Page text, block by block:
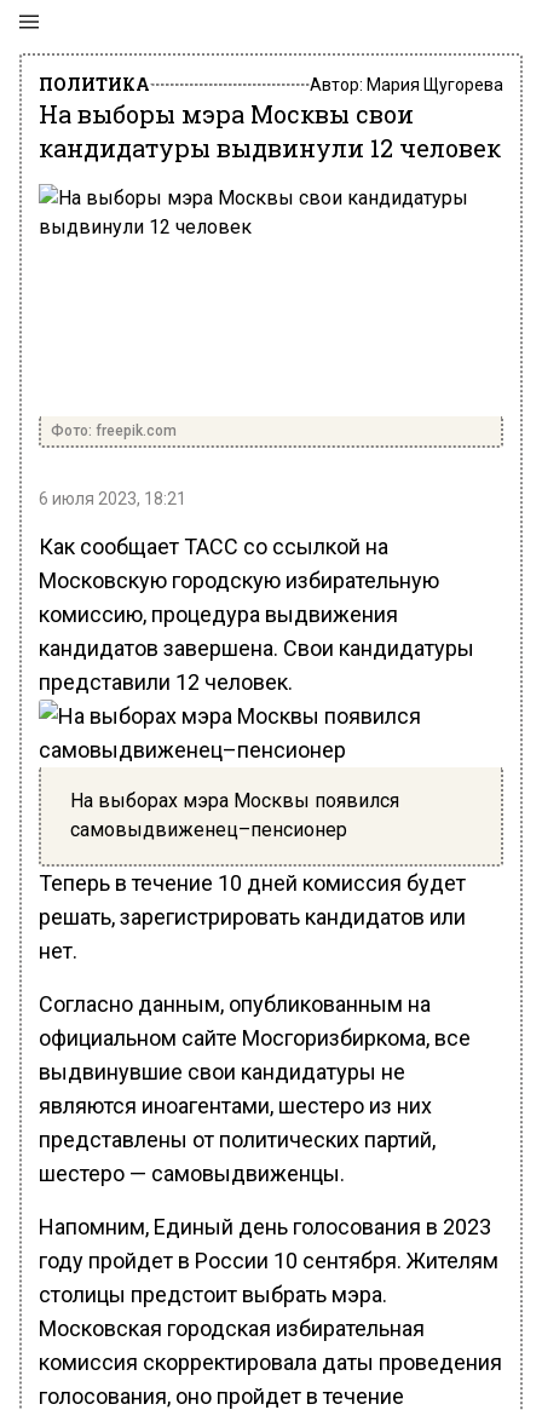
ПОЛИТИКА Автор: Мария Щугорева
На выборы мэра Москвы свои
кандидатуры выдвинули 12 человек
Фото: freepik.com
6 июля 2023, 18:21
Как сообщает ТАСС со ссылкой на
Московскую городскую избирательную
комиссию, процедура выдвижения
кандидатов завершена. Свои кандидатуры
представили 12 человек.
На выборах мэра Москвы появился
самовыдвиженец–пенсионер
Теперь в течение 10 дней комиссия будет
решать, зарегистрировать кандидатов или
нет.
Согласно данным, опубликованным на
официальном сайте Мосгоризбиркома, все
выдвинувшие свои кандидатуры не
являются иноагентами, шестеро из них
представлены от политических партий,
шестеро — самовыдвиженцы.
Напомним, Единый день голосования в 2023
году пройдет в России 10 сентября. Жителям
столицы предстоит выбрать мэра.
Московская городская избирательная
комиссия скорректировала даты проведения
голосования, оно пройдет в течение